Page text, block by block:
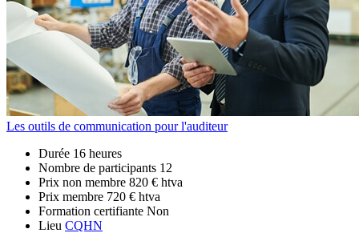
Les outils de communication pour l'auditeur
Durée 16 heures
Nombre de participants 12
Prix non membre 820 € htva
Prix membre 720 € htva
Formation certifiante Non
Lieu CQHN